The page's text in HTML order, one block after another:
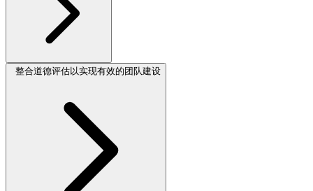
整合道德评估以实现有效的团队建设